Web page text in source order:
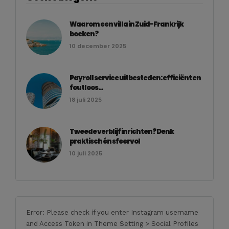
Waarom een villa in Zuid-Frankrijk
boeken?
10 december 2025
Payroll service uitbesteden: efficiënt en
foutloos...
18 juli 2025
Tweede verblijf inrichten? Denk
praktisch én sfeervol
10 juli 2025
Error: Please check if you enter Instagram username
and Access Token in Theme Setting > Social Profiles